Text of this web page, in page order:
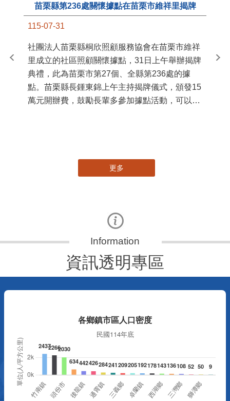
苗栗縣第236處關懷據點在苗栗市維祥里揭牌
115-07-31
社團法人苗栗縣桐欣照顧服務協會在苗栗市維祥
里成立的社區照顧關懷據點，31日上午舉辦揭牌
典禮，此為苗栗市第27個、全縣第236處的據
點。苗栗縣長鍾東錦上午主持揭牌儀式，頒發15
萬元開辦費，鼓勵長輩多參加據點活動，可以更
苗
更多
資訊透明專區